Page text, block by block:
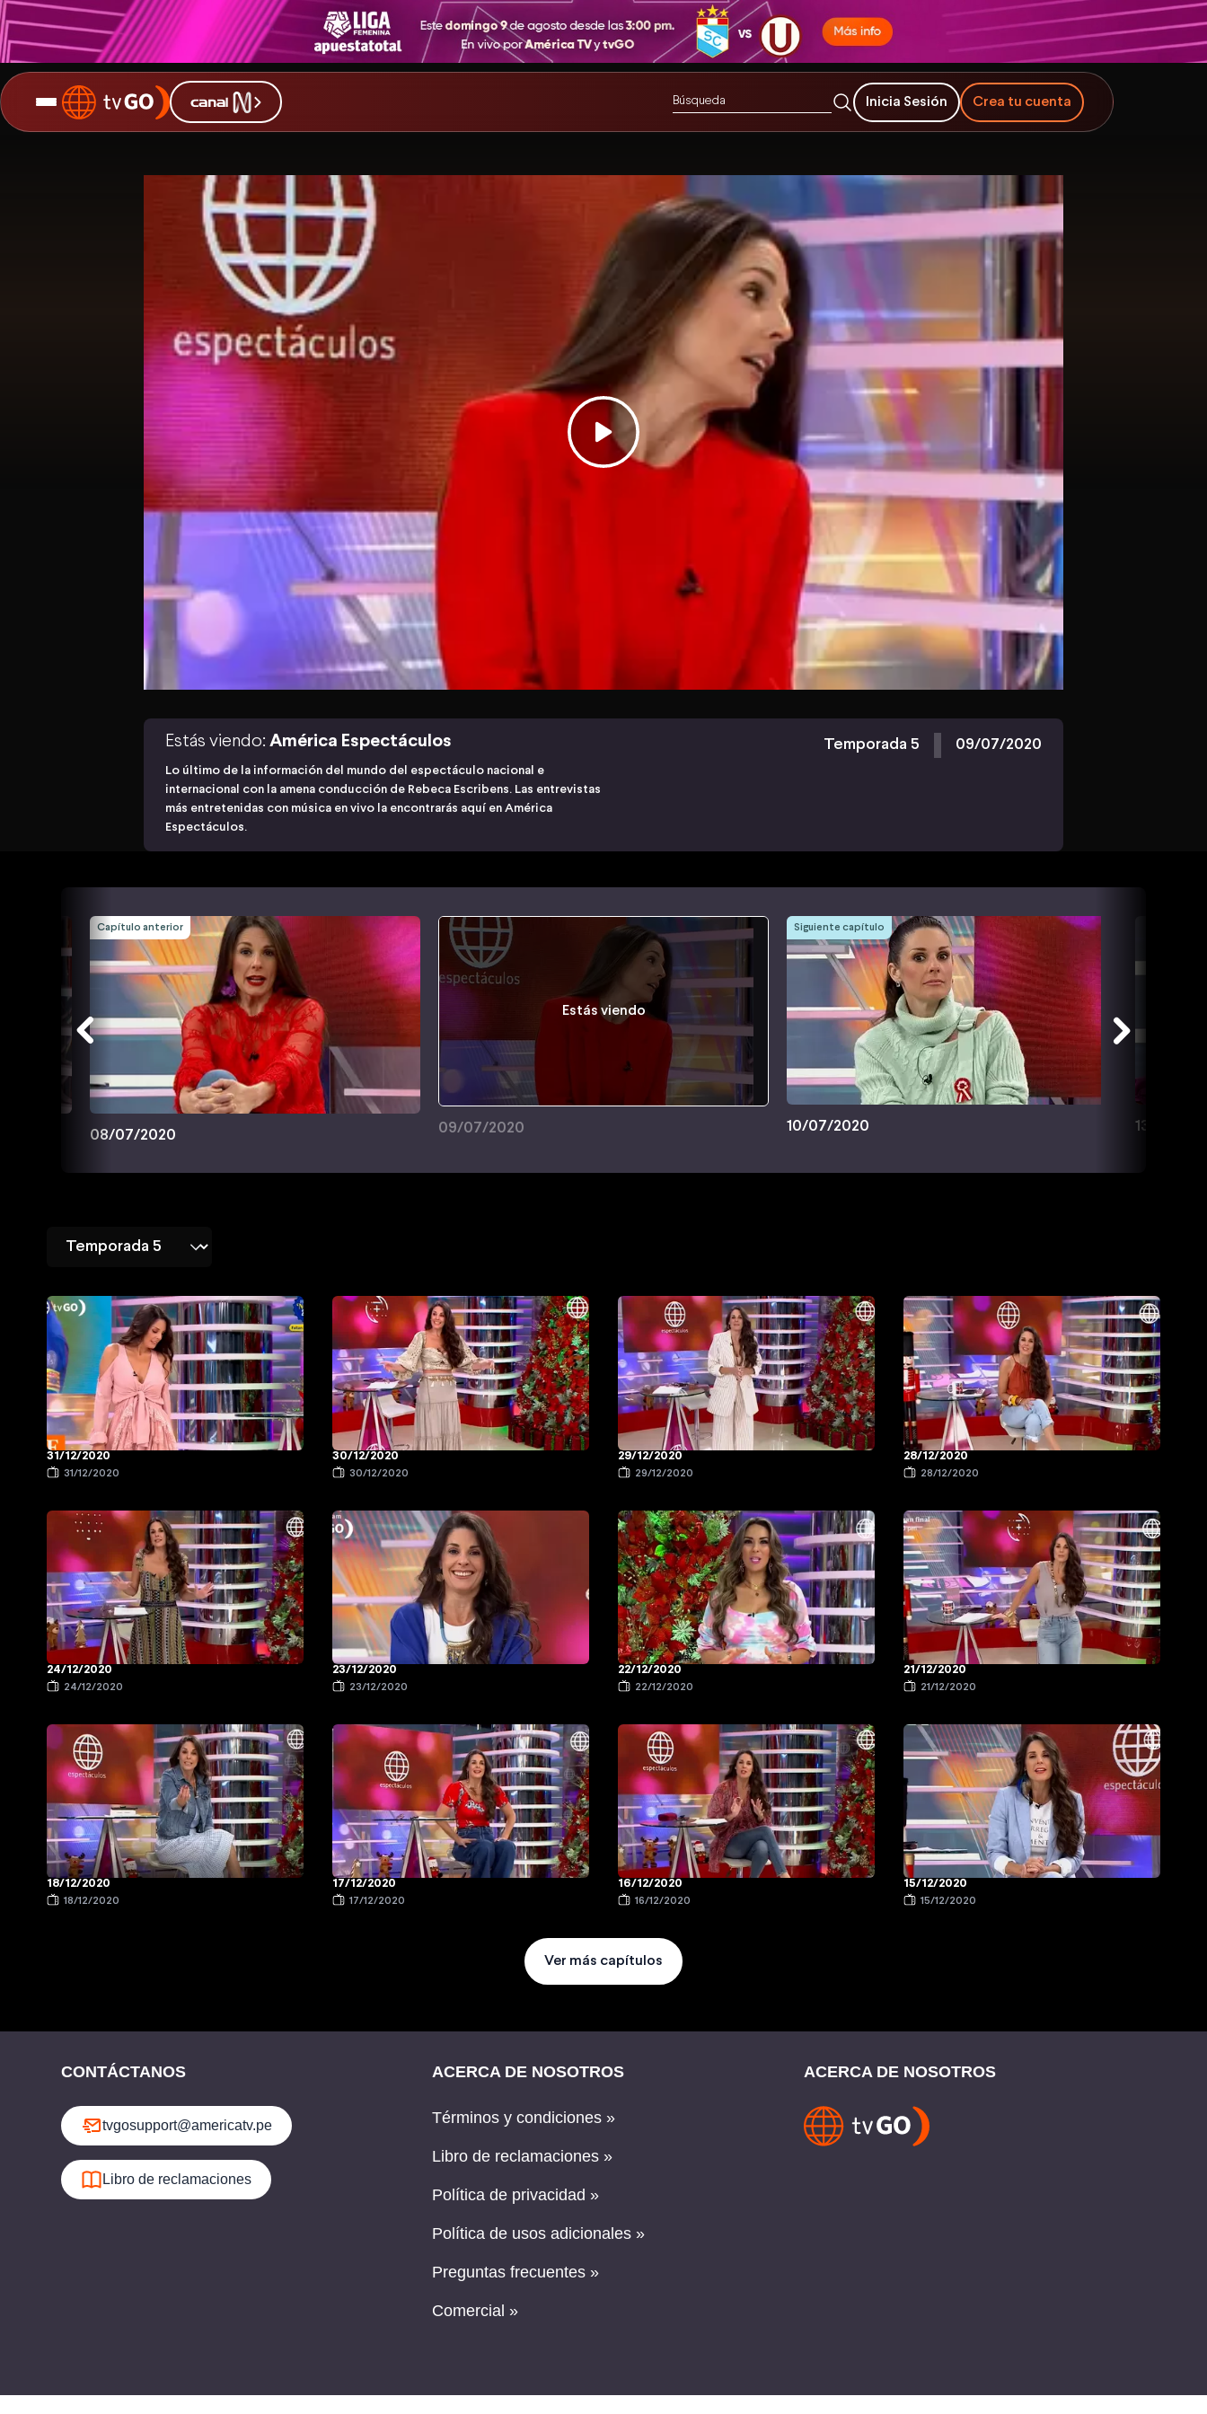
Inicia Sesión Crea tu cuenta
Estás viendo: América Espectáculos
Lo último de la información del mundo del espectáculo nacional e
internacional con la amena conducción de Rebeca Escribens. Las entrevistas
más entretenidas con música en vivo la encontrarás aquí en América
Espectáculos.
Temporada 5 09/07/2020
Capítulo anterior
08/07/2020
Estás viendo
09/07/2020
Siguiente capítulo
10/07/2020 13/07/
31/12/2020
31/12/2020
30/12/2020
30/12/2020
29/12/2020
29/12/2020
28/12/2020
28/12/2020
24/12/2020
24/12/2020
23/12/2020
23/12/2020
22/12/2020
22/12/2020
21/12/2020
21/12/2020
18/12/2020
18/12/2020
17/12/2020
17/12/2020
16/12/2020
16/12/2020
15/12/2020
15/12/2020
Ver más capítulos
CONTÁCTANOS
tvgosupport@americatv.pe
Libro de reclamaciones
ACERCA DE NOSOTROS
Términos y condiciones »
Libro de reclamaciones »
Política de privacidad »
Política de usos adicionales »
Preguntas frecuentes »
Comercial »
ACERCA DE NOSOTROS